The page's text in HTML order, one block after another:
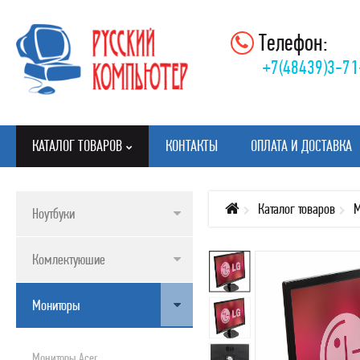
Телефон:
+7(48439)3-
КАТАЛОГ ТОВАРОВ
КАТАЛОГ ТОВАРОВ
КОМЛЕКТУЮШИЕ
МОНИТОРЫ
КЛАВИАТУРЫ, МЫШИ, КОВРИКИ
КОНТАКТЫ ОПЛАТА И ДОСТАВКА
Ноутбуки
Комлектуюшие
Мониторы
Каталог товаров